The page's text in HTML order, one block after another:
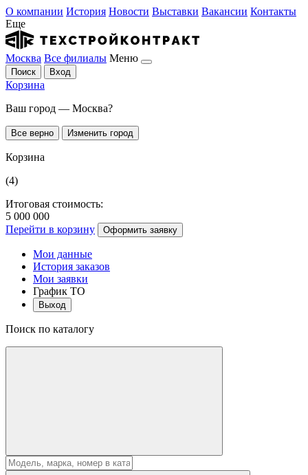
О компании История Новости Выставки Вакансии Контакты
Еще
Москва Все филиалы Меню
Поиск Вход
Корзина
Ваш город — Москва?
Все верно Изменить город
Корзина
(4)
Итоговая стоимость:
5 000 000
Перейти в корзину
Оформить заявку
Мои данные
История заказов
Мои заявки
График ТО
Выход
Поиск по каталогу